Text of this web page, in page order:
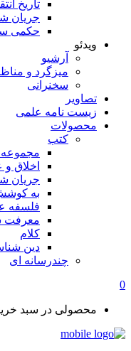
تاریخ
جریان
حکمی
ویدئو
آرشیو
میزگرد و
سخنرانی
تصاویر
زیست نامه علمی
محصولات
کتب
اخلاق
جریان
به
فلسفه
معرفت
کلام
دین
چندرسانه ای
0
محصولی در سبد